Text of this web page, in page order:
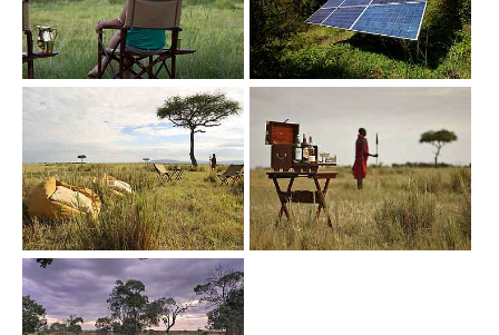
Show larger version
Show larger version